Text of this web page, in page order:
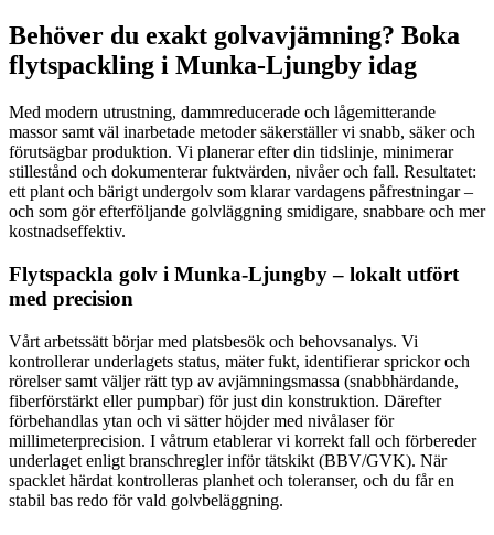
Behöver du exakt golvavjämning? Boka
flytspackling i Munka-Ljungby idag
Med modern utrustning, dammreducerade och lågemitterande
massor samt väl inarbetade metoder säkerställer vi snabb, säker och
förutsägbar produktion. Vi planerar efter din tidslinje, minimerar
stillestånd och dokumenterar fuktvärden, nivåer och fall. Resultatet:
ett plant och bärigt undergolv som klarar vardagens påfrestningar –
och som gör efterföljande golvläggning smidigare, snabbare och mer
kostnadseffektiv.
Flytspackla golv i Munka-Ljungby – lokalt utfört
med precision
Vårt arbetssätt börjar med platsbesök och behovsanalys. Vi
kontrollerar underlagets status, mäter fukt, identifierar sprickor och
rörelser samt väljer rätt typ av avjämningsmassa (snabbhärdande,
fiberförstärkt eller pumpbar) för just din konstruktion. Därefter
förbehandlas ytan och vi sätter höjder med nivålaser för
millimeterprecision. I våtrum etablerar vi korrekt fall och förbereder
underlaget enligt branschregler inför tätskikt (BBV/GVK). När
spacklet härdat kontrolleras planhet och toleranser, och du får en
stabil bas redo för vald golvbeläggning.